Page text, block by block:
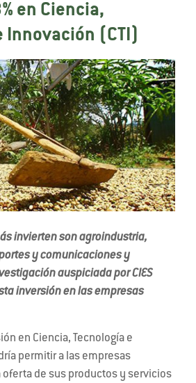
en Ciencia,
Innovación (CTI)
invierten son agroindustria,
y comunicaciones y
auspiciada por CIES
inversión en las empresas
en Ciencia, Tecnología e
permitir a las empresas
oferta de sus productos y servicios